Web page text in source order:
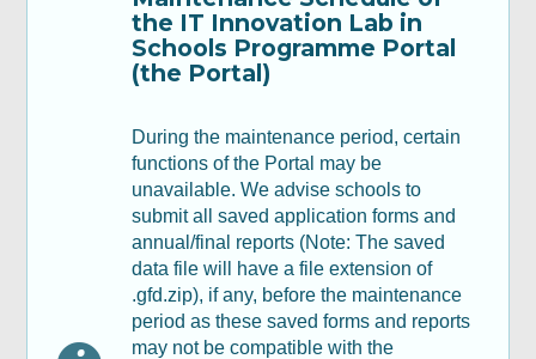
Part B: Annual Report - Part I 乙部：年度
報告 - 第一部分
Part C : Financial Report 丙部：財務報告
Part D: Declaration 丁部：聲明及承諾
檢查及確認
the IT Innovation Lab in
Schools Programme Portal
(the Portal)
During the maintenance period, certain
functions of the Portal may be
unavailable. We advise schools to
submit all saved application forms and
annual/final reports (Note: The saved
data file will have a file extension of
.gfd.zip), if any, before the maintenance
period as these saved forms and reports
may not be compatible with the